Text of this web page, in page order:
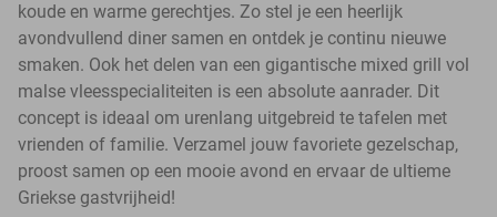
koude en warme gerechtjes. Zo stel je een heerlijk
avondvullend diner samen en ontdek je continu nieuwe
smaken. Ook het delen van een gigantische mixed grill vol
malse vleesspecialiteiten is een absolute aanrader. Dit
concept is ideaal om urenlang uitgebreid te tafelen met
vrienden of familie. Verzamel jouw favoriete gezelschap,
proost samen op een mooie avond en ervaar de ultieme
Griekse gastvrijheid!